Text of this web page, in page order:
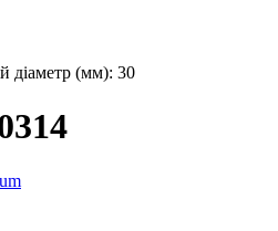
діаметр (мм): 30